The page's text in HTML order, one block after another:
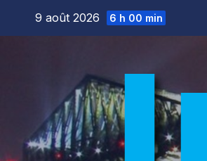
9 août 2026 6 h 00 min